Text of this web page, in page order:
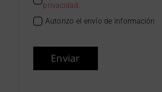
privacidad.
Autorizo el envío de información
Enviar